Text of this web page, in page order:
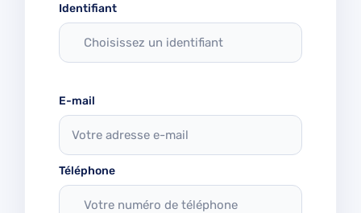
Identifiant
E-mail
Téléphone